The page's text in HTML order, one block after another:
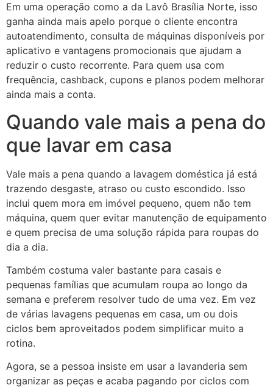
Em uma operação como a da Lavô Brasília Norte, isso
ganha ainda mais apelo porque o cliente encontra
autoatendimento, consulta de máquinas disponíveis por
aplicativo e vantagens promocionais que ajudam a
reduzir o custo recorrente. Para quem usa com
frequência, cashback, cupons e planos podem melhorar
ainda mais a conta.
Quando vale mais a pena do
que lavar em casa
Vale mais a pena quando a lavagem doméstica já está
trazendo desgaste, atraso ou custo escondido. Isso
inclui quem mora em imóvel pequeno, quem não tem
máquina, quem quer evitar manutenção de equipamento
e quem precisa de uma solução rápida para roupas do
dia a dia.
Também costuma valer bastante para casais e
pequenas famílias que acumulam roupa ao longo da
semana e preferem resolver tudo de uma vez. Em vez
de várias lavagens pequenas em casa, um ou dois
ciclos bem aproveitados podem simplificar muito a
rotina.
Agora, se a pessoa insiste em usar a lavanderia sem
organizar as peças e acaba pagando por ciclos com